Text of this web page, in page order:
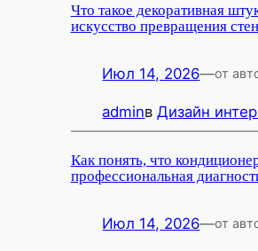
Что такое декоративная
искусство превращения стен
Июл 14, 2026—от
adminвДизайн
Как понять, что
профессиональная
Июл 14, 2026—от